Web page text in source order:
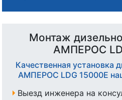
Монтаж
АМПЕРОС
Качественная установка
АМПЕРОС LDG 15000E
Выезд инженера на